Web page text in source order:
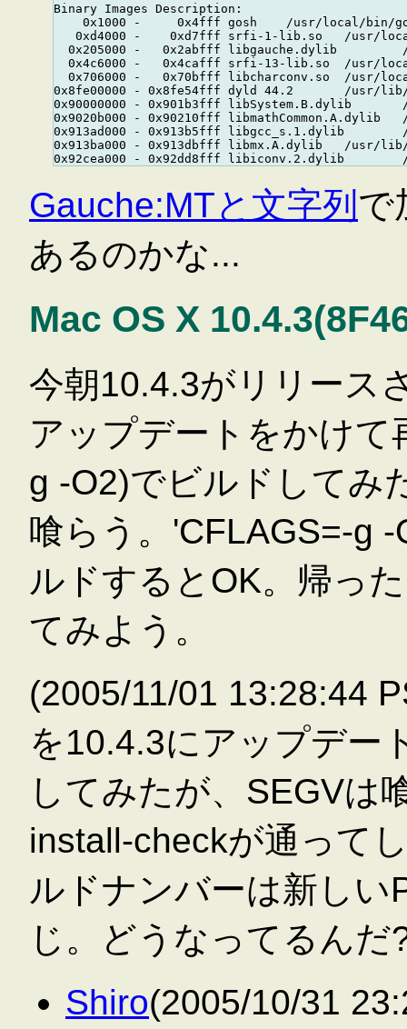
Binary Images Description:
0x1000 -     0x4fff gosh    /usr/local/bin/
0xd4000 -    0xd7fff srfi-1-lib.so   /usr/
0x205000 -   0x2abfff libgauche.dylib
0x4c6000 -   0x4cafff srfi-13-lib.so  /usr/
0x706000 -   0x70bfff libcharconv.so  /usr/
0x8fe00000 - 0x8fe54fff dyld 44.2       /usr/
0x90000000 - 0x901b3fff libSystem.B.dylib
0x9020b000 - 0x90210fff libmathCommon.A.dylib
0x913ad000 - 0x913b5fff libgcc_s.1.dylib
0x913ba000 - 0x913dbfff libmx.A.dylib   /usr/
Gauche:MTと文字列 で
あるのかな...
Mac OS X
今朝10.4.3がリリース
アップデートをかけ
g -O2)でビルドしてみ
喰らう。'CFLAGS=-g
ルドするとOK。帰っ
てみよう。
(2005/11/01 13:28:44
を10.4.3にアップデー
してみたが、SEGVは
install-checkが通って
ルドナンバーは新しい
じ。どうなってるんだ
Shiro(2005/10/31